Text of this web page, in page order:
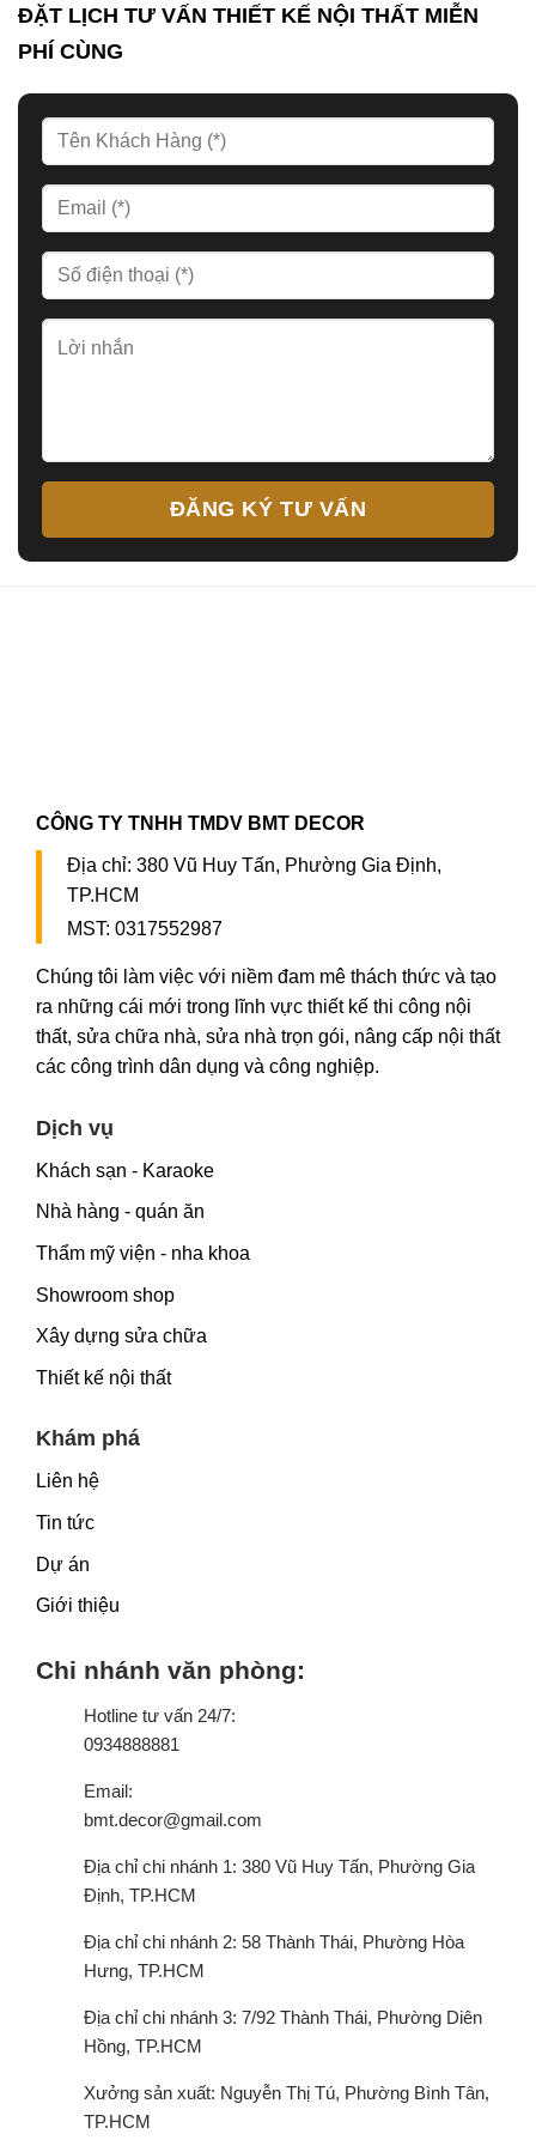
ĐẶT LỊCH TƯ VẤN THIẾT KẾ NỘI THẤT MIỄN
PHÍ CÙNG
ĐĂNG KÝ TƯ VẤN
CÔNG TY TNHH TMDV BMT DECOR
Địa chỉ: 380 Vũ Huy Tấn, Phường Gia Định,
TP.HCM
MST: 0317552987
Chúng tôi làm việc với niềm đam mê thách thức và tạo
ra những cái mới trong lĩnh vực thiết kế thi công nội
thất, sửa chữa nhà, sửa nhà trọn gói, nâng cấp nội thất
các công trình dân dụng và công nghiệp.
Dịch vụ
Khách sạn - Karaoke
Nhà hàng - quán ăn
Thẩm mỹ viện - nha khoa
Showroom shop
Xây dựng sửa chữa
Thiết kế nội thất
Khám phá
Liên hệ
Tin tức
Dự án
Giới thiệu
Chi nhánh văn phòng:
Hotline tư vấn 24/7:
0934888881
Email:
bmt.decor@gmail.com
Địa chỉ chi nhánh 1: 380 Vũ Huy Tấn, Phường Gia
Định, TP.HCM
Địa chỉ chi nhánh 2: 58 Thành Thái, Phường Hòa
Hưng, TP.HCM
Địa chỉ chi nhánh 3: 7/92 Thành Thái, Phường Diên
Hồng, TP.HCM
Xưởng sản xuất: Nguyễn Thị Tú, Phường Bình Tân,
TP.HCM